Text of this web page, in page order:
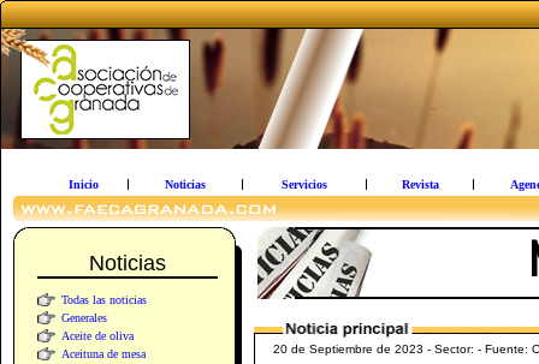
Inicio Noticias Servicios Revista
Noticias
Todas las noticias
Generales
Aceite de oliva
Aceituna de mesa
20 de Septiembre de 2023 - Sector: - Fuente: